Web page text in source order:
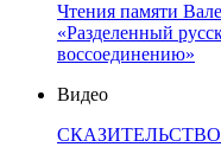
Чтения памяти
«Разделенный
воссоединению»
Видео
СКАЗИТЕЛЬСТВО